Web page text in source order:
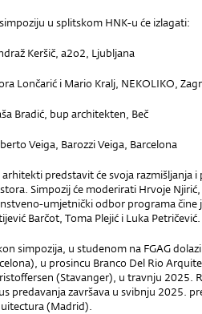
u splitskom HNK-u će izlagati:
Keršič, a2o2, Ljubljana
Lončarić i Mario Kralj, NEKOLIKO,
Bradić, bup architekten, Beč
Veiga, Barozzi Veiga, Barcelona
predstavit će svoja razmišljanja
Simpozij će moderirati Hrvoje
umjetnički odbor programa čine
Barčot, Toma Plejić i Luka Petričević.
simpozija, u studenom na FGAG
u prosincu Branco Del Rio
(Stavanger), u travnju 2025.
predavanja završava u svibnju 2025.
(Madrid).